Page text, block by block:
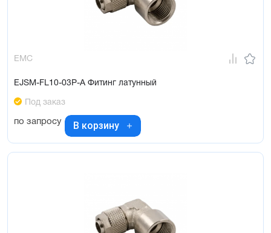
EMC
EJSM-FL10-03P-A Фитинг латунный
Под заказ
по запросу В корзину